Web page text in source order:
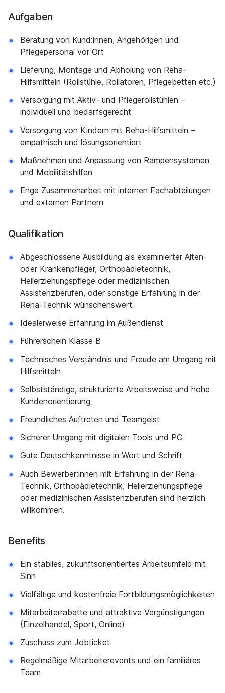
Aufgaben
Beratung von Kund:innen, Angehörigen und
Pflegepersonal vor Ort
Lieferung, Montage und Abholung von Reha-
Hilfsmitteln (Rollstühle, Rollatoren, Pflegebetten etc.)
Versorgung mit Aktiv- und Pflegerollstühlen –
individuell und bedarfsgerecht
Versorgung von Kindern mit Reha-Hilfsmitteln –
empathisch und lösungsorientiert
Maßnehmen und Anpassung von Rampensystemen
und Mobilitätshilfen
Enge Zusammenarbeit mit internen Fachabteilungen
und externen Partnern
Qualifikation
Abgeschlossene Ausbildung als examinierter Alten-
oder Krankenpfleger, Orthopädietechnik,
Heilerziehungspflege oder medizinischen
Assistenzberufen, oder sonstige Erfahrung in der
Reha-Technik wünschenswert
Idealerweise Erfahrung im Außendienst
Führerschein Klasse B
Technisches Verständnis und Freude am Umgang mit
Hilfsmitteln
Selbstständige, strukturierte Arbeitsweise und hohe
Kundenorientierung
Freundliches Auftreten und Teamgeist
Sicherer Umgang mit digitalen Tools und PC
Gute Deutschkenntnisse in Wort und Schrift
Auch Bewerber:innen mit Erfahrung in der Reha-
Technik, Orthopädietechnik, Heilerziehungspflege
oder medizinischen Assistenzberufen sind herzlich
willkommen.
Benefits
Ein stabiles, zukunftsorientiertes Arbeitsumfeld mit
Sinn
Vielfältige und kostenfreie Fortbildungsmöglichkeiten
Mitarbeiterrabatte und attraktive Vergünstigungen
(Einzelhandel, Sport, Online)
Zuschuss zum Jobticket
Regelmäßige Mitarbeiterevents und ein familiäres
Team